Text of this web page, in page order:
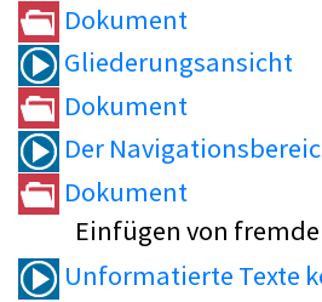
Dokument
Gliederungsansicht
Dokument
Der
Dokument
Einfügen von
Unformatierte Texte